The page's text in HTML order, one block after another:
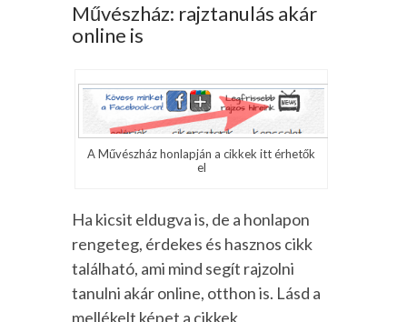
Művészház: rajztanulás akár
online is
A Művészház honlapján a cikkek itt érhetők
el
Ha kicsit eldugva is, de a honlapon
rengeteg, érdekes és hasznos cikk
található, ami mind segít rajzolni
tanulni akár online, otthon is. Lásd a
mellékelt képet a cikkek